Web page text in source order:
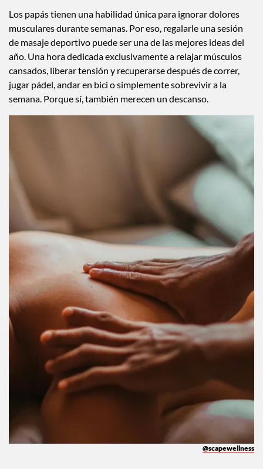
Los papás tienen una habilidad única para ignorar dolores
musculares durante semanas. Por eso, regalarle una sesión
de masaje deportivo puede ser una de las mejores ideas del
año. Una hora dedicada exclusivamente a relajar músculos
cansados, liberar tensión y recuperarse después de correr,
jugar pádel, andar en bici o simplemente sobrevivir a la
semana. Porque sí, también merecen un descanso.
@scapewellness